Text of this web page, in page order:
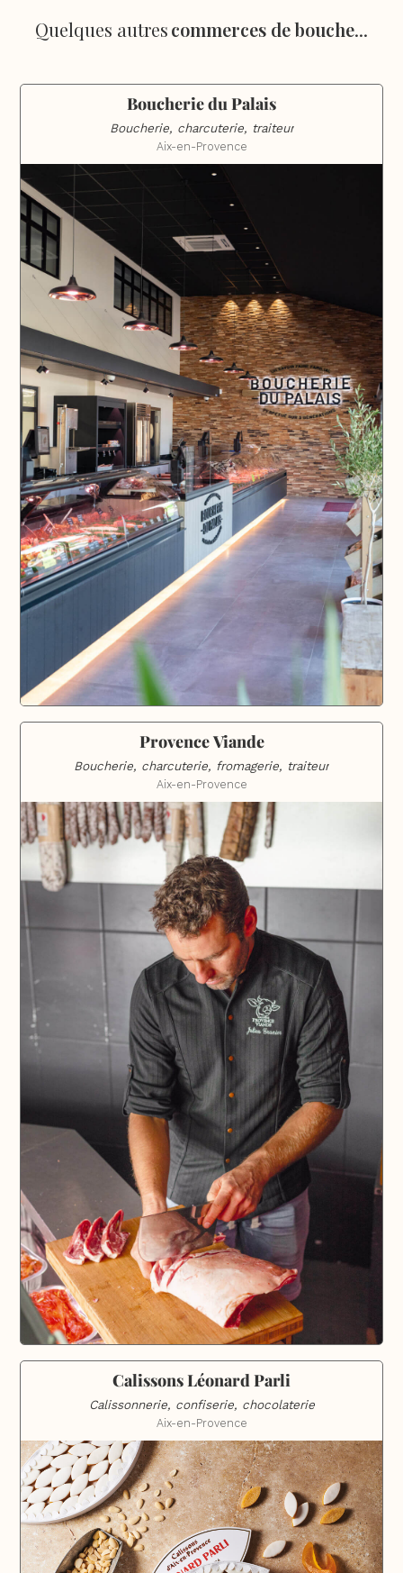
Quelques autrescommerces de bouche...
Boucherie du Palais
Boucherie, charcuterie, traiteur
Aix-en-Provence
Provence Viande
Boucherie, charcuterie, fromagerie, traiteur
Aix-en-Provence
Calissons Léonard Parli
Calissonnerie, confiserie, chocolaterie
Aix-en-Provence